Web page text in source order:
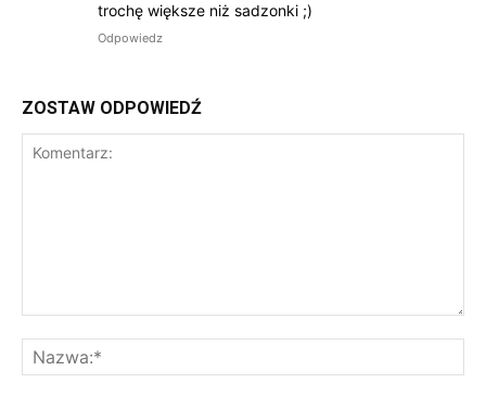
trochę większe niż sadzonki ;)
Odpowiedz
ZOSTAW ODPOWIEDŹ